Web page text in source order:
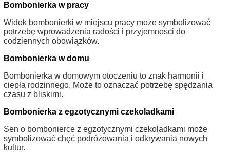
Bombonierka w pracy
Widok bombonierki w miejscu pracy może symbolizować
potrzebę wprowadzenia radości i przyjemności do
codziennych obowiązków.
Bombonierka w domu
Bombonierka w domowym otoczeniu to znak harmonii i
ciepła rodzinnego. Może to oznaczać potrzebę spędzania
czasu z bliskimi.
Bombonierka z egzotycznymi czekoladkami
Sen o bombonierce z egzotycznymi czekoladkami może
symbolizować chęć podróżowania i odkrywania nowych
kultur.